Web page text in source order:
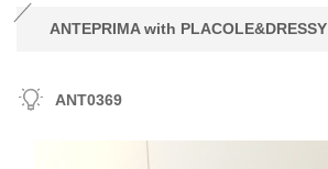
ANTEPRIMA with PLACOLE&DRESSY
ANT0369